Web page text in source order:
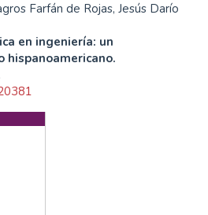
Farfán de Rojas, Jesús Darío
en ingeniería: un
hispanoamericano.